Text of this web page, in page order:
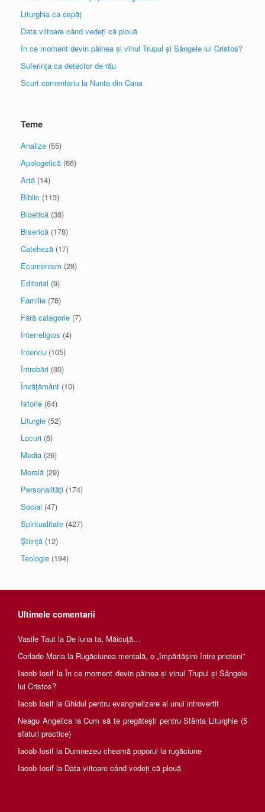
Liturghia ca ospăț
Data viitoare când vedeți că plouă
În ce moment devin pâinea și vinul Trupul și Sângele lui Cristos?
Suferința ca detector de rău
Scurt comentariu la Nunta din Cana
Teme
Analize (55)
Apologetică (66)
Artă (14)
Biblic (113)
Bioetică (38)
Biserică (178)
Cateheză (17)
Ecumenism (28)
Editorial (9)
Familie (78)
Fără categorie (7)
Interreligios (4)
Interviu (105)
Întrebări (30)
Învăţământ (10)
Istorie (64)
Liturgie (52)
Locuri (6)
Media (26)
Morală (29)
Personalităţi (174)
Social (47)
Spiritualitate (427)
Ştiinţă (12)
Teologie (194)
Ultimele comentarii
Vasile Taut la De luna ta, Măicuţă…
Corlade Maria la Rugăciunea mentală, o „împărtăşire între prieteni”
Iacob Iosif la În ce moment devin pâinea și vinul Trupul și Sângele
lui Cristos?
Iacob Iosif la Ghidul pentru evanghelizare al unui introvertit
Neagu AngelicalaCum să te pregătești pentru Sfânta Liturghie (5
sfaturi practice)
Iacob Iosif la Dumnezeu cheamă poporul la rugăciune
Iacob Iosif la Data viitoare când vedeți că plouă